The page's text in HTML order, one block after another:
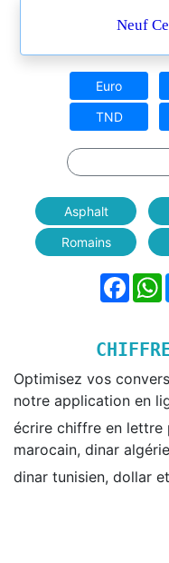
Neuf
Euro
TND
Asphalt
Romains
Optimisez vos
notre application en
écrire chiffre en lettre
marocain, dinar
dinar tunisien, dollar